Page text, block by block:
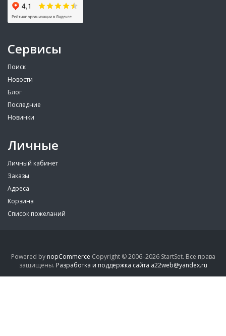
Сервисы
Поиск
Новости
Блог
Последние
Новинки
Личные
Личный кабинет
Заказы
Адреса
Корзина
Список пожеланий
Powered by nopCommerce Copyright © 2006–2026 StartSet. Все права
защищены. Разработка и поддержка сайта a22web@yandex.ru